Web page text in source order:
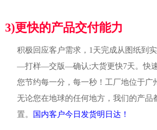
3)更快的产品交付能力
积极回应客户需求，1天完成从图纸到
—打样—交版—确认;大货更快7天。快
您节约每一分，每一秒！工厂地位于广
无论您在地球的任何地方，我们的产品
置。
国内客户今日发货明日达！